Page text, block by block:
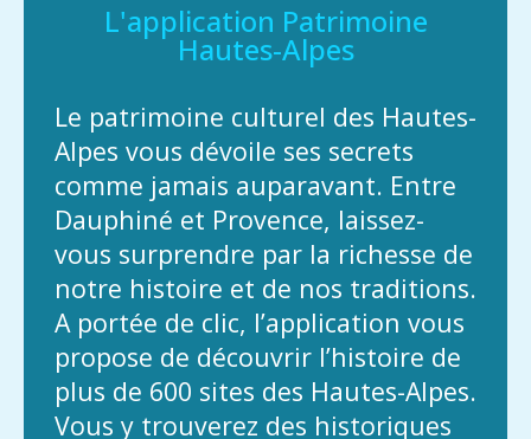
L'application Patrimoine
Hautes-Alpes
Le patrimoine culturel des Hautes-
Alpes vous dévoile ses secrets
comme jamais auparavant. Entre
Dauphiné et Provence, laissez-
vous surprendre par la richesse de
notre histoire et de nos traditions.
A portée de clic, l’application vous
propose de découvrir l’histoire de
plus de 600 sites des Hautes-Alpes.
Vous y trouverez des historiques